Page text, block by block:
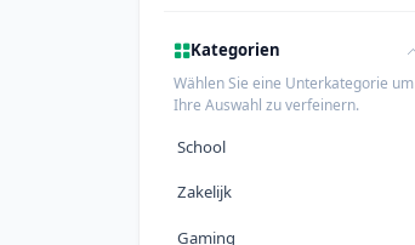
Kategorien
Wählen Sie eine Unterkategorie um
Ihre Auswahl zu verfeinern.
School
Zakelijk
Gaming